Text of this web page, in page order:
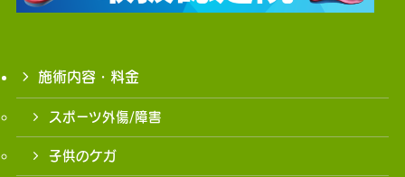
施術内容・料金
スポーツ外傷/障害
子供のケガ